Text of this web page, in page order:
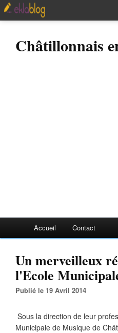
Châtillonnais
Accueil Contact
Un merveilleux
l'Ecole
Publié le 19 Avril 2014
Sous la direction de leur
Municipale de Musique de